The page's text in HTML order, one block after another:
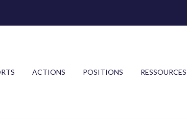
ACTIONS POSITIONS RESSOURCES